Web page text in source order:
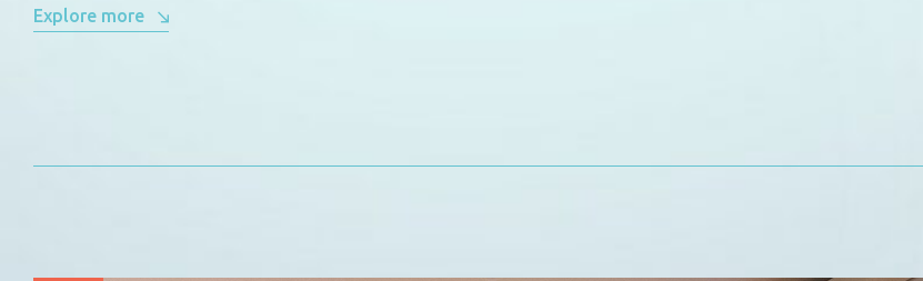
Explore more